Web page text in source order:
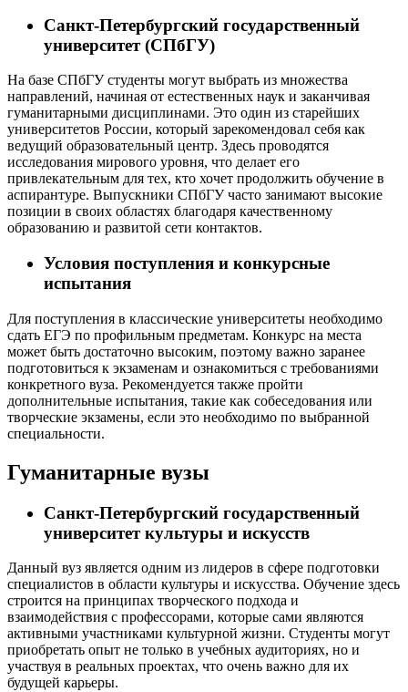
Санкт-Петербургский государственный
университет (СПбГУ)
На базе СПбГУ студенты могут выбрать из множества
направлений, начиная от естественных наук и заканчивая
гуманитарными дисциплинами. Это один из старейших
университетов России, который зарекомендовал себя как
ведущий образовательный центр. Здесь проводятся
исследования мирового уровня, что делает его
привлекательным для тех, кто хочет продолжить обучение в
аспирантуре. Выпускники СПбГУ часто занимают высокие
позиции в своих областях благодаря качественному
образованию и развитой сети контактов.
Условия поступления и конкурсные
испытания
Для поступления в классические университеты необходимо
сдать ЕГЭ по профильным предметам. Конкурс на места
может быть достаточно высоким, поэтому важно заранее
подготовиться к экзаменам и ознакомиться с требованиями
конкретного вуза. Рекомендуется также пройти
дополнительные испытания, такие как собеседования или
творческие экзамены, если это необходимо по выбранной
специальности.
Гуманитарные вузы
Санкт-Петербургский государственный
университет культуры и искусств
Данный вуз является одним из лидеров в сфере подготовки
специалистов в области культуры и искусства. Обучение здесь
строится на принципах творческого подхода и
взаимодействия с профессорами, которые сами являются
активными участниками культурной жизни. Студенты могут
приобретать опыт не только в учебных аудиториях, но и
участвуя в реальных проектах, что очень важно для их
будущей карьеры.